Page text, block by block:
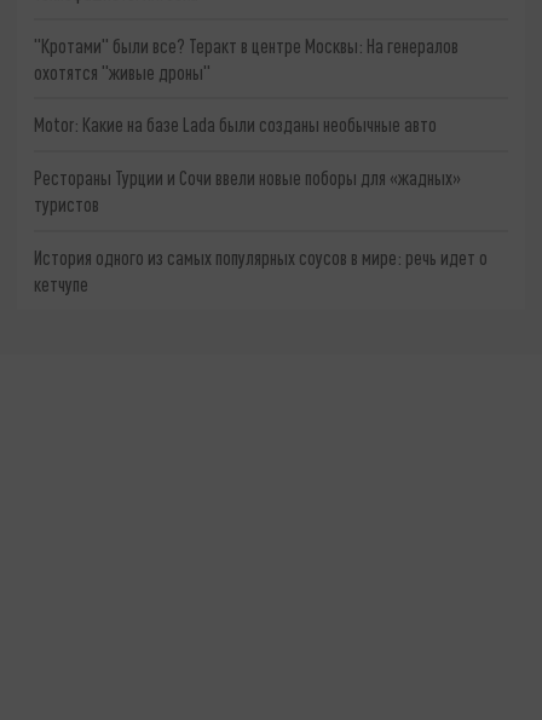
"Кротами" были все? Теракт в центре Москвы: На генералов
охотятся "живые дроны"
Motor: Какие на базе Lada были созданы необычные авто
Рестораны Турции и Сочи ввели новые поборы для «жадных»
туристов
История одного из самых популярных соусов в мире: речь идет о
кетчупе